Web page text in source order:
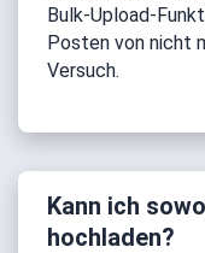
Bulk-Upload-
Posten von nicht
Versuch.
Kann ich
hochladen?